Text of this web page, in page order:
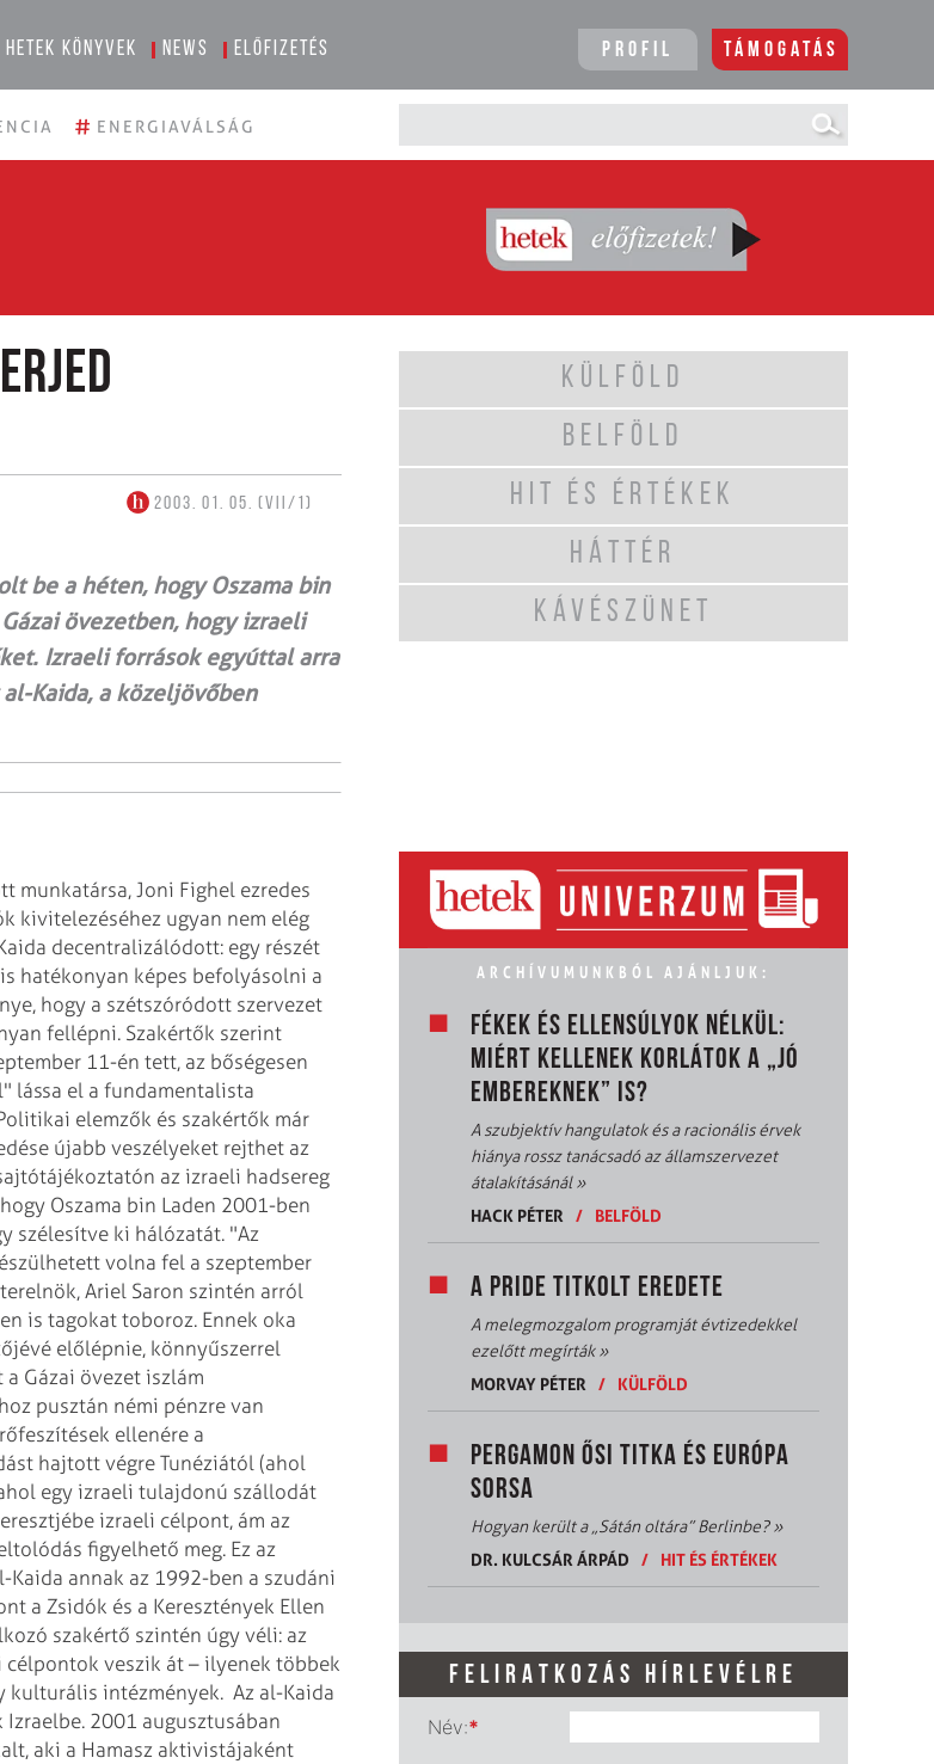
Hetek könyvek News Előfizetés Profil Támogatás
# ENERGIAVÁLSÁG
2003. 01. 05. (VII/1)
be a héten, hogy Oszama bin
övezetben, hogy izraeli
Izraeli források egyúttal arra
Kaida, a közeljövőben
munkatársa, Joni Fighel ezredes
kivitelezéséhez ugyan nem elég
decentralizálódott: egy részét
hatékonyan képes befolyásolni a
hogy a szétszóródott szervezet
fellépni. Szakértők szerint
11-én tett, az bőségesen
lássa el a fundamentalista
elemzők és szakértők már
újabb veszélyeket rejthet az
az izraeli hadsereg
Oszama bin Laden 2001-ben
szélesítve ki hálózatát. "Az
volna fel a szeptember
Ariel Saron szintén arról
is tagokat toboroz. Ennek oka
előlépnie, könnyűszerrel
Gázai övezet iszlám
pusztán némi pénzre van
ellenére a
hajtott végre Tunéziától (ahol
egy izraeli tulajdonú szállodát
izraeli célpont, ám az
figyelhető meg. Ez az
annak az 1992-ben a szudáni
a Zsidók és a Keresztények Ellen
szakértő szintén úgy véli: az
veszik át – ilyenek többek
kulturális intézmények. Az al-Kaida
2001 augusztusában
aki a Hamasz aktivistájaként
KÜLFÖLD
BELFÖLD
HIT ÉS ÉRTÉKEK
HÁTTÉR
KÁVÉSZÜNET
ARCHÍVUMUNKBÓL AJÁNLJUK:
FÉKEK ÉS ELLENSÚLYOK NÉLKÜL:
MIÉRT KELLENEK KORLÁTOK A „JÓ
EMBEREKNEK” IS?
A szubjektív hangulatok és a racionális érvek
hiánya rossz tanácsadó az államszervezet
átalakításánál»
HACK PÉTER
/ BELFÖLD
A PRIDE TITKOLT EREDETE
A melegmozgalom programját évtizedekkel
ezelőtt megírták»
MORVAY PÉTER
/ KÜLFÖLD
PERGAMON ŐSI TITKA ÉS EURÓPA
SORSA
Hogyan került a „Sátán oltára” Berlinbe?»
DR. KULCSÁR ÁRPÁD
/ HIT ÉS ÉRTÉKEK
FELIRATKOZÁS HÍRLEVÉLRE
Név:*